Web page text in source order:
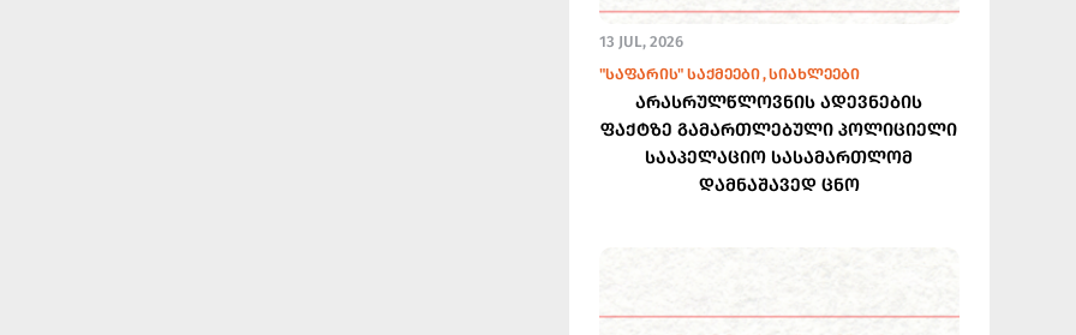
13 JUL, 2026
"ᲡᲐᲤᲐᲠᲘᲡ" ᲡᲐᲥᲛᲔᲔᲑᲘ ᲡᲘᲐᲮᲚᲔᲔᲑᲘ
არასრულწლოვნის ადევნების
ფაქტზე გამართლებული პოლიციელი
სააპელაციო სასამართლომ
დამნაშავედ ცნო